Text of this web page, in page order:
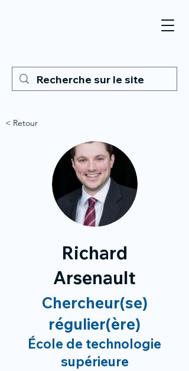
< Retour
Richard
Arsenault
Chercheur(se)
régulier(ère)
École de technologie
supérieure